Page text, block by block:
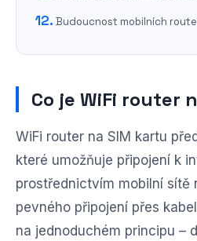
Budoucnost mobilních
Co je WiFi router
WiFi router na SIM kartu
které umožňuje připojení k
prostřednictvím mobilní sítě
pevného připojení přes
na jednoduchém principu –